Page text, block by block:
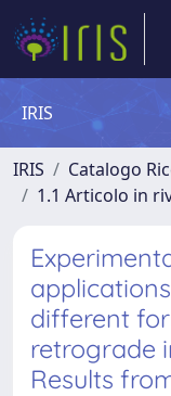
IRIS
IRIS Catalogo
1.1 Articolo in
different
retrograde
Results